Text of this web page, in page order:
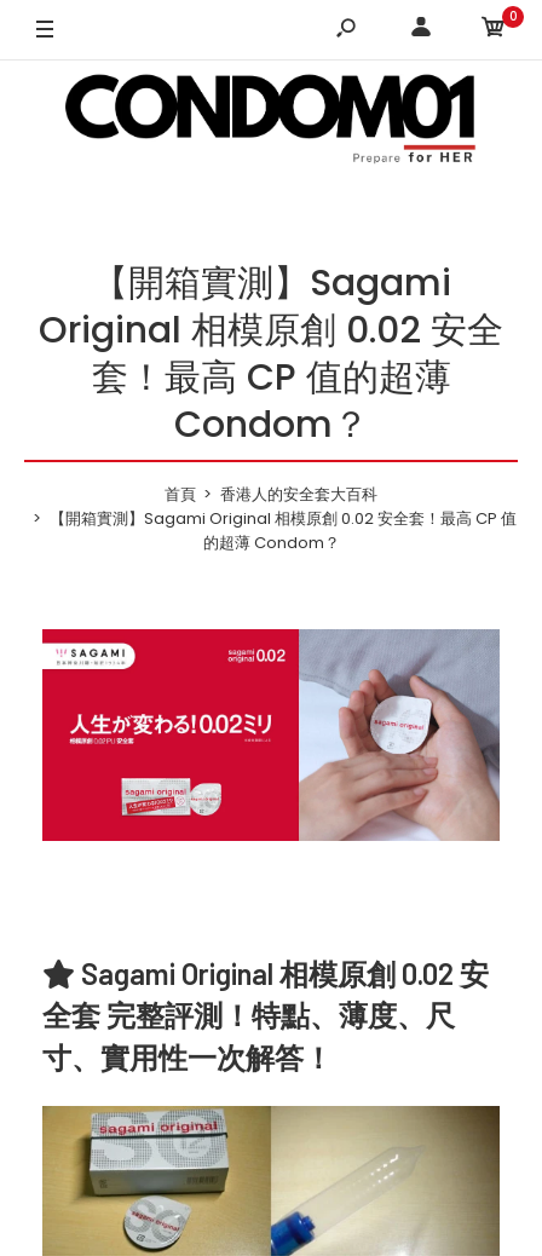
0
【開箱實測】Sagami
Original 相模原創 0.02 安全
套！最高 CP 值的超薄
Condom？
首頁
香港人的安全套大百科
【開箱實測】Sagami Original 相模原創 0.02 安全套！最高 CP 值
的超薄 Condom？
Sagami Original 相模原創 0.02 安
全套 完整評測！特點、薄度、尺
寸、實用性一次解答！